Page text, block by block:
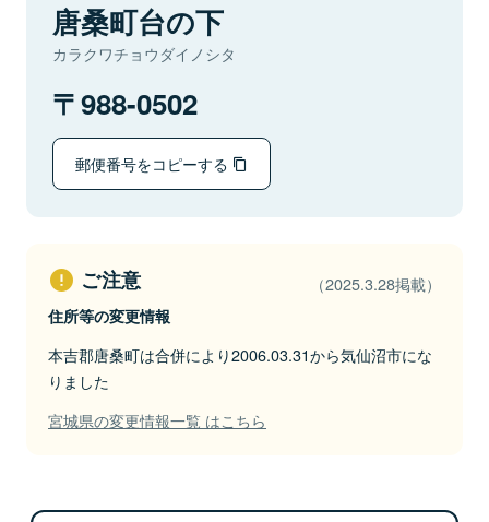
唐桑町台の下
カラクワチョウダイノシタ
988-0502
郵便番号をコピーする
ご注意 （2025.3.28掲載）
住所等の変更情報
本吉郡唐桑町は合併により2006.03.31から気仙沼市にな
りました
宮城県の変更情報一覧 はこちら